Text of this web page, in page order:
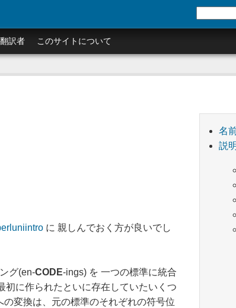
翻訳者 このサイトについて
名
説
に 親しんでおく方が良いでし
グ(en-CODE-ings) を 一つの標準に統合
初に作られたといに存在していたいくつ
変換は、元の標準のそれぞれの符号位